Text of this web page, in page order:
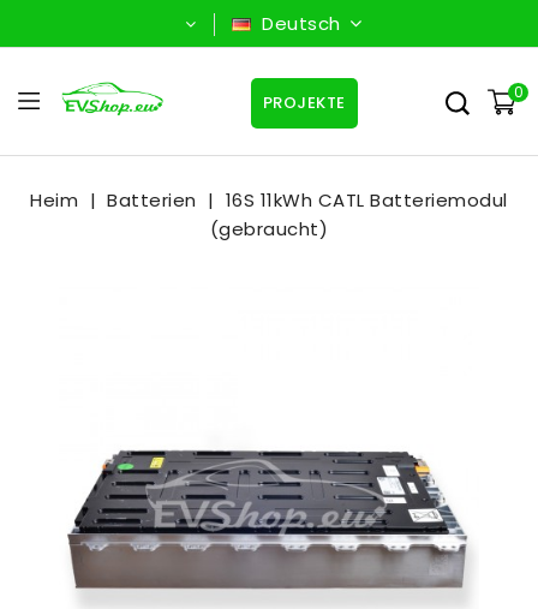
Deutsch
0
PROJEKTE
Heim Batterien
16S 11kWh CATL Batteriemodul
(gebraucht)